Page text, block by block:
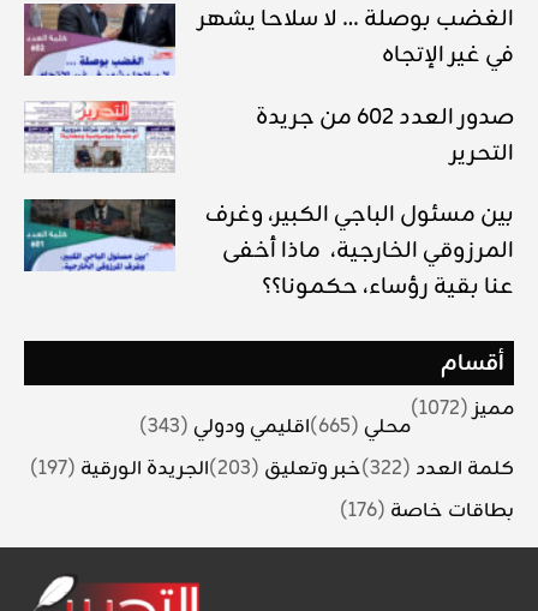
الغضب بوصلة … لا سلاحا يشهر
في غير الإتجاه
صدور العدد 602 من جريدة
التحرير
بين مسئول الباجي الكبير، وغرف
المرزوقي الخارجية، ماذا أخفى
عنا بقية رؤساء، حكمونا؟؟
أقسام
مميز(1072)
محلي (665) اقليمي ودولي (343)
كلمة العدد (322) خبر وتعليق (203) الجريدة الورقية (197)
بطاقات خاصة (176)